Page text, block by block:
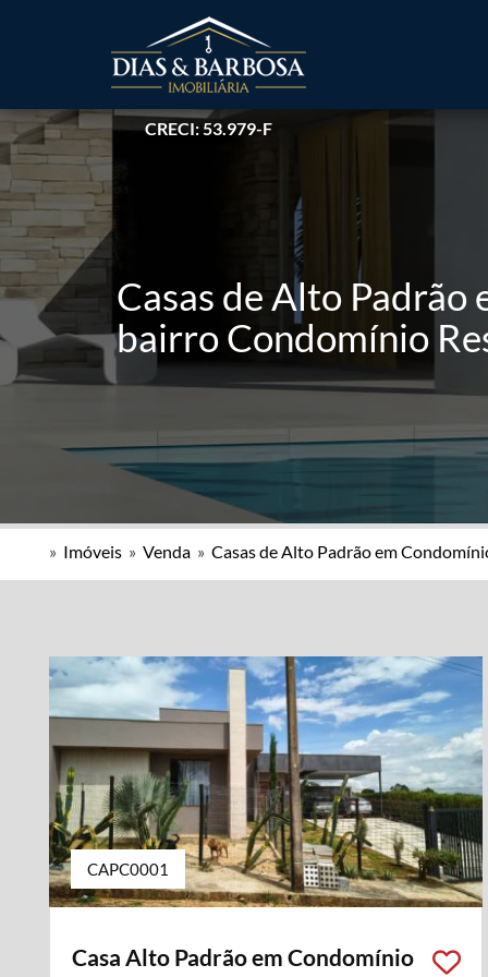
CRECI: 53.979-F
Casas de Alto Padrão
bairro Condomínio
» Imóveis » Venda » Casas de Alto Padrão em
CAPC0001
Casa Alto Padrão em Condomínio